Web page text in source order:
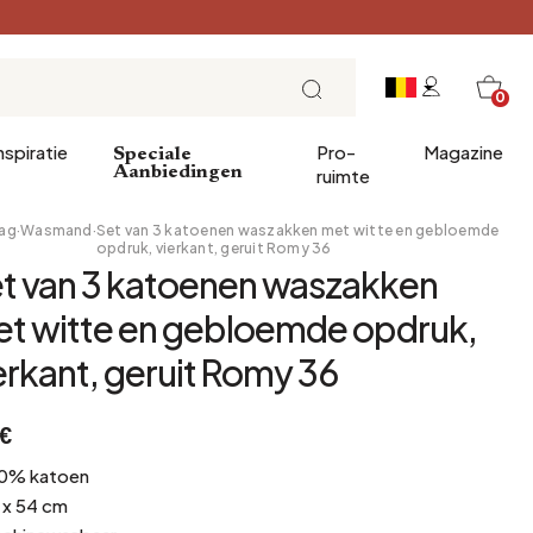
0
Invoer
Eetkamer
Kantoor
Bibliotheek
geschenken
Ontbijt
Brunch
Lunch
Theetijd
Speciale
Aanbiedingen
Pro-
ruimte
Magazine
·Wasmand ·Set van 3 katoenen waszakken met witte en gebloemde
opdruk, vierkant, geruit Romy 36
van 3 katoenen waszakken
witte en gebloemde opdruk,
geruit Romy 36
katoen
54 cm